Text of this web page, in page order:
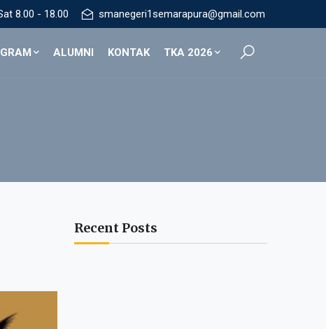
8.00 - 18.00 smanegeri1semarapura@gmail.com
ALUMNI KONTAK TKA 2026
Recent Posts